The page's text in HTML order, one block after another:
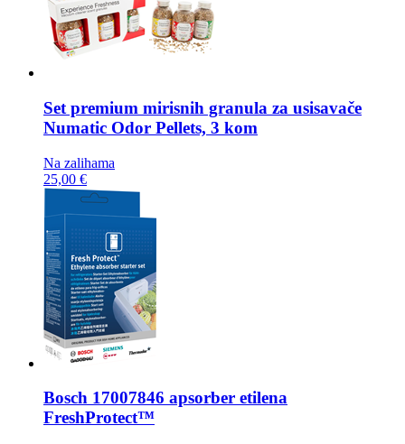
Set premium mirisnih granula za usisavače
Numatic Odor Pellets, 3 kom
Na zalihama
25,00 €
Bosch 17007846 apsorber etilena
FreshProtect™